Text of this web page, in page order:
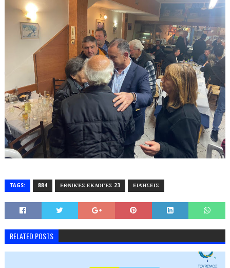
TAGS: 884 ΕΘΝΙΚΈΣ ΕΚΛΟΓΈΣ 23 ΕΙΔΉΣΕΙΣ
RELATED POSTS